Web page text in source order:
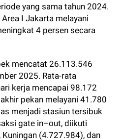
yang sama tahun 2024.
I Jakarta melayani
4 persen secara
mencatat 26.113.546
2025. Rata-rata
kerja mencapai 98.172
pekan melayani 41.780
menjadi stasiun tersibuk
gate in–out, diikuti
(4.727.984), dan